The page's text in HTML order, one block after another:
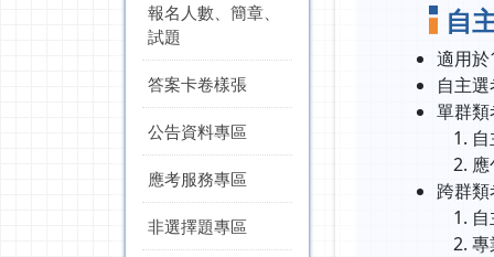
報名人數、簡章、
試題
答案卡卷樣張
公告資料專區
應考服務專區
非選擇題專區
自
適用
自主
單群
跨群
專